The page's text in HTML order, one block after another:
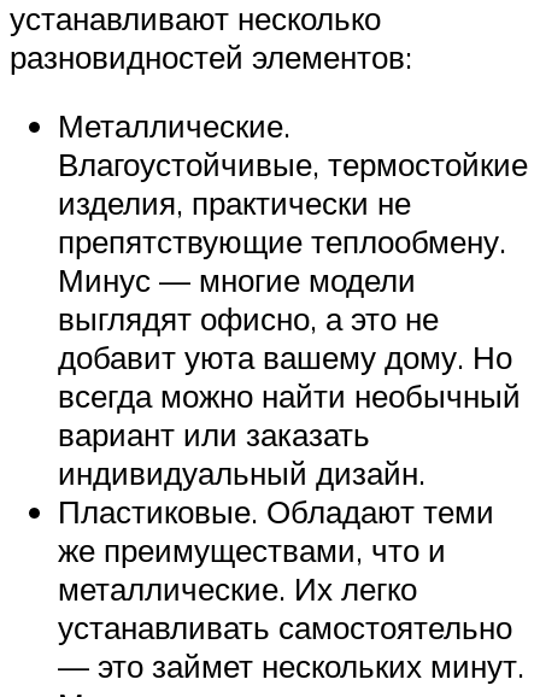
устанавливают несколько
разновидностей элементов:
Металлические.
Влагоустойчивые, термостойкие
изделия, практически не
препятствующие теплообмену.
Минус — многие модели
выглядят офисно, а это не
добавит уюта вашему дому. Но
всегда можно найти необычный
вариант или заказать
индивидуальный дизайн.
Пластиковые. Обладают теми
же преимуществами, что и
металлические. Их легко
устанавливать самостоятельно
— это займет нескольких минут.